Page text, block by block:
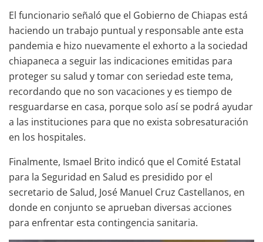
El funcionario señaló que el Gobierno de Chiapas está
haciendo un trabajo puntual y responsable ante esta
pandemia e hizo nuevamente el exhorto a la sociedad
chiapaneca a seguir las indicaciones emitidas para
proteger su salud y tomar con seriedad este tema,
recordando que no son vacaciones y es tiempo de
resguardarse en casa, porque solo así se podrá ayudar
a las instituciones para que no exista sobresaturación
en los hospitales.
Finalmente, Ismael Brito indicó que el Comité Estatal
para la Seguridad en Salud es presidido por el
secretario de Salud, José Manuel Cruz Castellanos, en
donde en conjunto se aprueban diversas acciones
para enfrentar esta contingencia sanitaria.